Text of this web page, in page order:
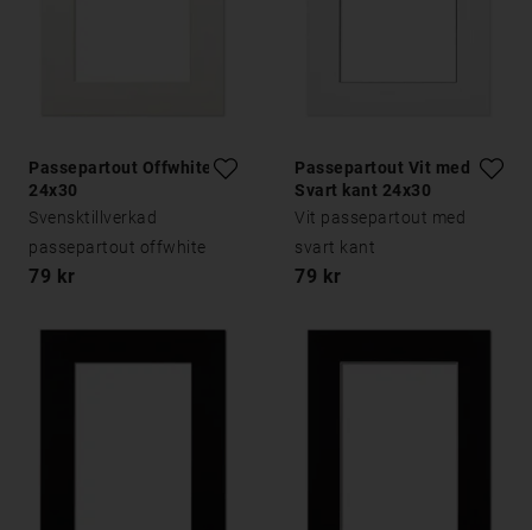
Passepartout Offwhite
24x30
Svensktillverkad
passepartout offwhite
79 kr
Passepartout Vit med
Svart kant 24x30
Vit passepartout med
svart kant
79 kr